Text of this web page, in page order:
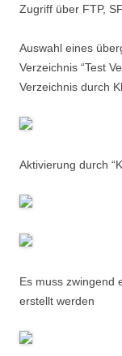
Zugriff über FTP,
Auswahl eines
Verzeichnis “Test
Verzeichnis durch
Aktivierung durch
Es muss zwingend
erstellt werden